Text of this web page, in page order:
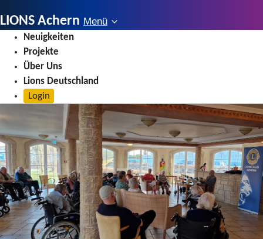
LIONS Achern Menü
MenüNeuigkeiten
Projekte
Über Uns
Lions Deutschland
Login